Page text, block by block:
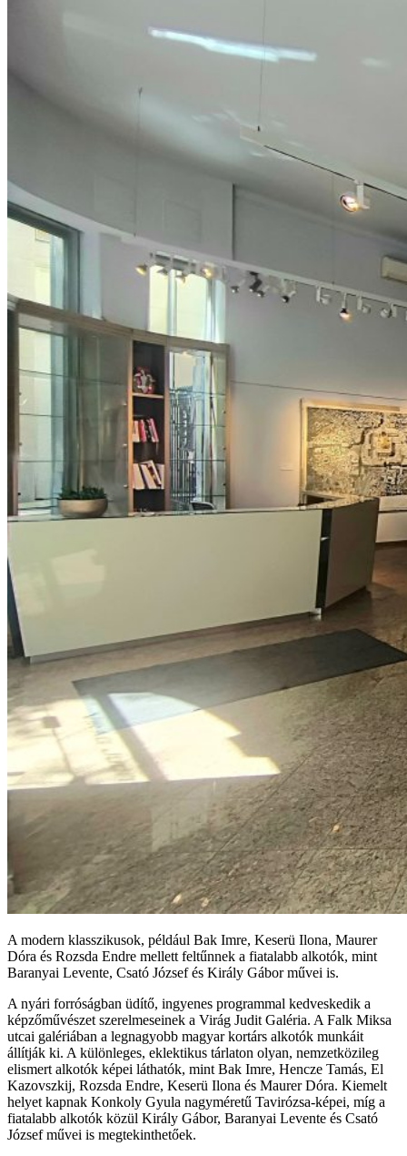
A modern klasszikusok, például Bak Imre, Keserü Ilona, Maurer
Dóra és Rozsda Endre mellett feltűnnek a fiatalabb alkotók, mint
Baranyai Levente, Csató József és Király Gábor művei is.
A nyári forróságban üdítő, ingyenes programmal kedveskedik a
képzőművészet szerelmeseinek a Virág Judit Galéria. A Falk Miksa
utcai galériában a legnagyobb magyar kortárs alkotók munkáit
állítják ki. A különleges, eklektikus tárlaton olyan, nemzetközileg
elismert alkotók képei láthatók, mint Bak Imre, Hencze Tamás, El
Kazovszkij, Rozsda Endre, Keserü Ilona és Maurer Dóra. Kiemelt
helyet kapnak Konkoly Gyula nagyméretű Tavirózsa-képei, míg a
fiatalabb alkotók közül Király Gábor, Baranyai Levente és Csató
József művei is megtekinthetőek.